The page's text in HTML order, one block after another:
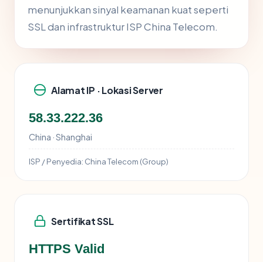
menunjukkan sinyal keamanan kuat seperti
SSL dan infrastruktur ISP China Telecom.
Alamat IP · Lokasi Server
58.33.222.36
China · Shanghai
ISP / Penyedia: China Telecom (Group)
Sertifikat SSL
HTTPS Valid